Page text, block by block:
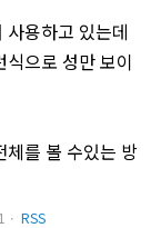
용하고 있는데
으로 성만 보이
체를 볼 수있는 방
RSS